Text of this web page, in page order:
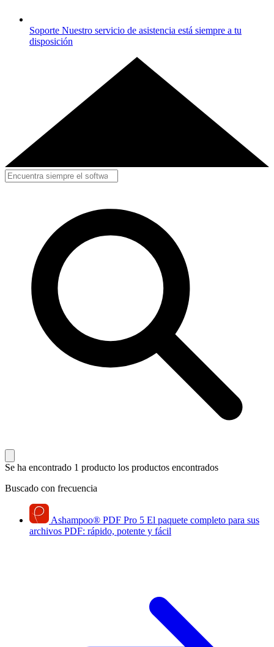
Soporte Nuestro servicio de asistencia está siempre a tu
disposición
Se ha encontrado 1 producto los productos encontrados
Buscado con frecuencia
Ashampoo® PDF Pro 5 El paquete completo para sus
archivos PDF: rápido, potente y fácil